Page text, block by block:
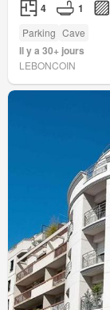
4 1
Parking Cave
Il y a 30+ jours
LEBONCOIN